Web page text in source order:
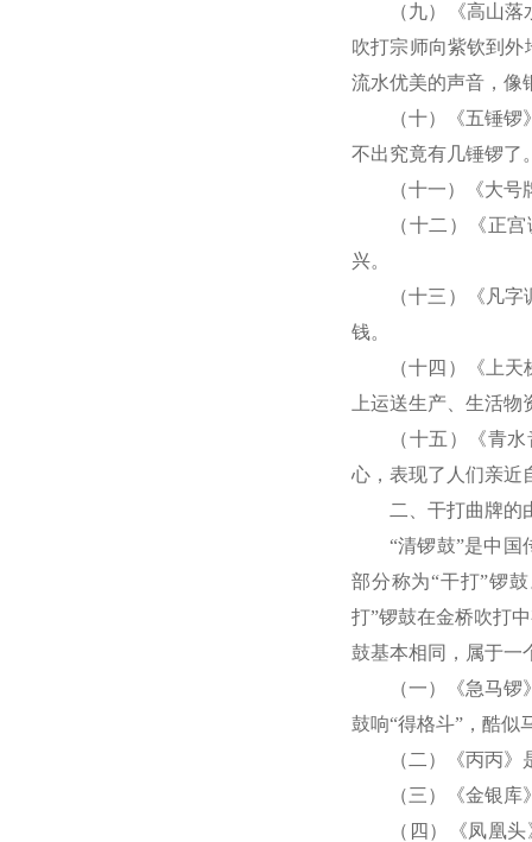
（九）《高山
吹打宗师向紫钦到
流水优美的声音，像
（十）《五锤
不出究竟有几锤锣了
（十一）《大
（十二）《正
兴。
（十三）《凡
钱。
（十四）《上
上运送生产、生活
（十五）《青
心，表现了人们亲近
二、干打曲牌的
“清锣鼓”是中
部分称为“干打”锣
打”锣鼓在金桥吹打
鼓基本相同，属于一
（一）《急马
鼓响“得格斗”，酷似
（二）《丙丙
（三）《金银
（四）《凤凰